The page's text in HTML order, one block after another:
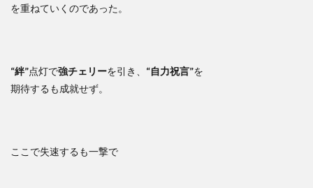
を重ねていくのであった。
“絆”点灯で強チェリーを引き、 “自力祝言”を
期待するも成就せず。
ここで失速するも一撃で